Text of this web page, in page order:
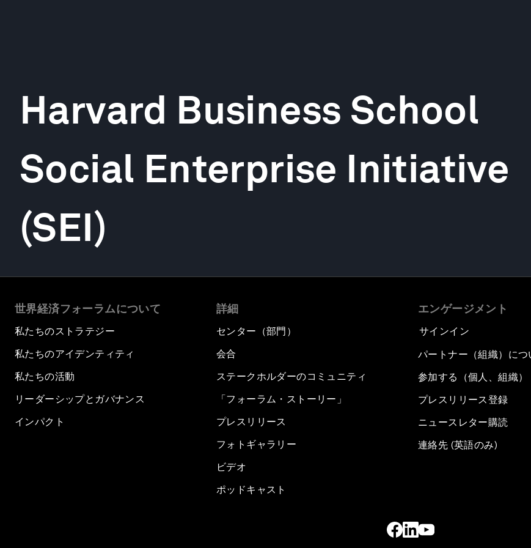
Harvard Business School
Social Enterprise Initiative
(SEI)
世界経済フォーラムについて
私たちのストラテジー
私たちのアイデンティティ
私たちの活動
リーダーシップとガバナンス
インパクト
詳細
センター（部門）
会合
ステークホルダーのコミュニティ
「フォーラム・ストーリー」
プレスリリース
フォトギャラリー
ビデオ
ポッドキャスト
エンゲージメント
サインイン
パートナー（組織）につ
参加する（個人、組織）
プレスリリース登録
ニュースレター購読
連絡先 (英語のみ)